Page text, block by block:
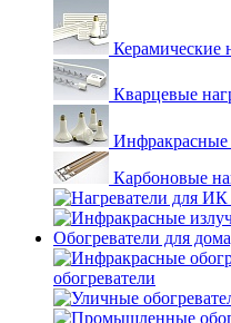
Керамические
Кварцевые
Карбоновые
Обогреватели для
обогреватели